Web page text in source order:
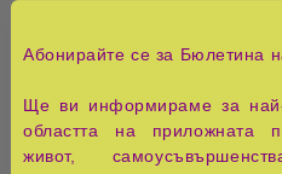
моралните ценности, които
Темите за
родовата
отговорност и служенето
Абонирайте се за Бюлетина
Ще ви информираме за
областта на приложната
живот,